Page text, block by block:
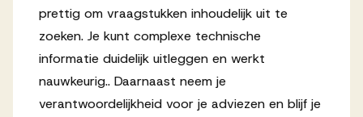
prettig om vraagstukken inhoudelijk uit te
zoeken. Je kunt complexe technische
informatie duidelijk uitleggen en werkt
nauwkeurig.. Daarnaast neem je
verantwoordelijkheid voor je adviezen en blijf je